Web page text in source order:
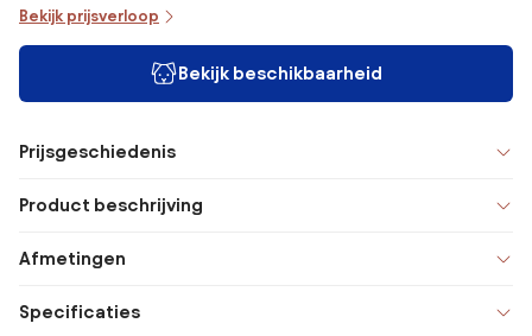
Bekijk prijsverloop
Bekijk beschikbaarheid
Prijsgeschiedenis
Product beschrijving
Afmetingen
Specificaties